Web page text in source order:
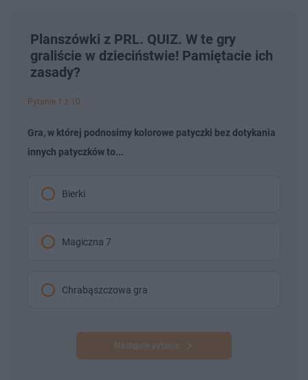
Planszówki z PRL. QUIZ. W te gry
graliście w dzieciństwie! Pamiętacie ich
zasady?
Pytanie 1 z 10
Gra, w której podnosimy kolorowe patyczki bez dotykania
innych patyczków to...
Bierki
Magiczna 7
Chrabąszczowa gra
Następne pytanie